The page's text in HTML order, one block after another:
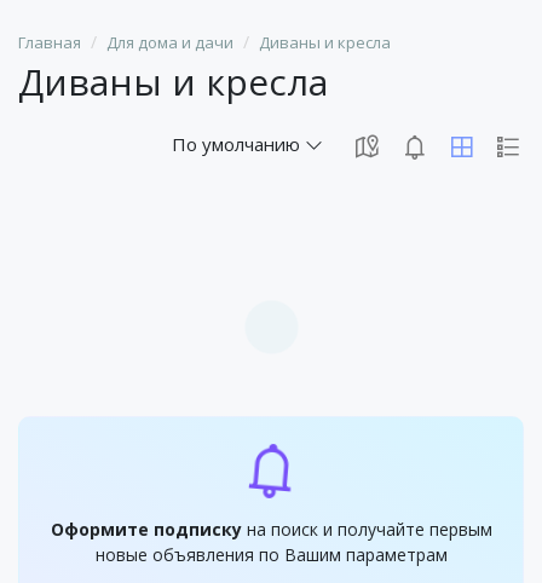
Главная Для дома и дачи Диваны и кресла
Диваны и кресла
По умолчанию
Оформите подпискуна поиск и получайте первым
новые объявления по Вашим параметрам